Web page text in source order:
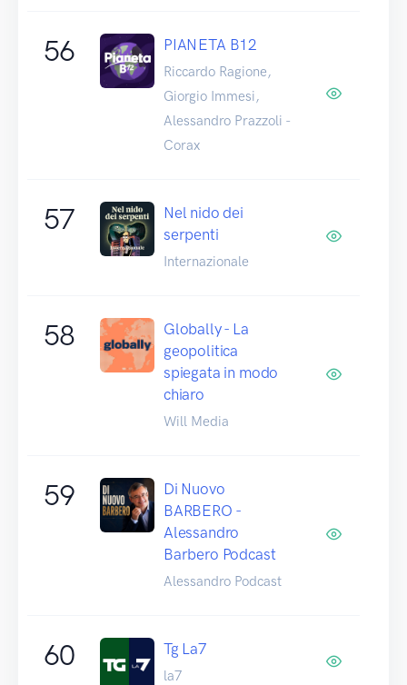
56 PIANETA B12
Riccardo Ragione,
Giorgio Immesi,
Alessandro Prazzoli -
Corax
57
Nel nido dei
serpenti
Internazionale
58
Globally - La
geopolitica
spiegata in modo
chiaro
Will Media
59
Di Nuovo
BARBERO -
Alessandro
Barbero Podcast
Alessandro Podcast
60 Tg La7
la7